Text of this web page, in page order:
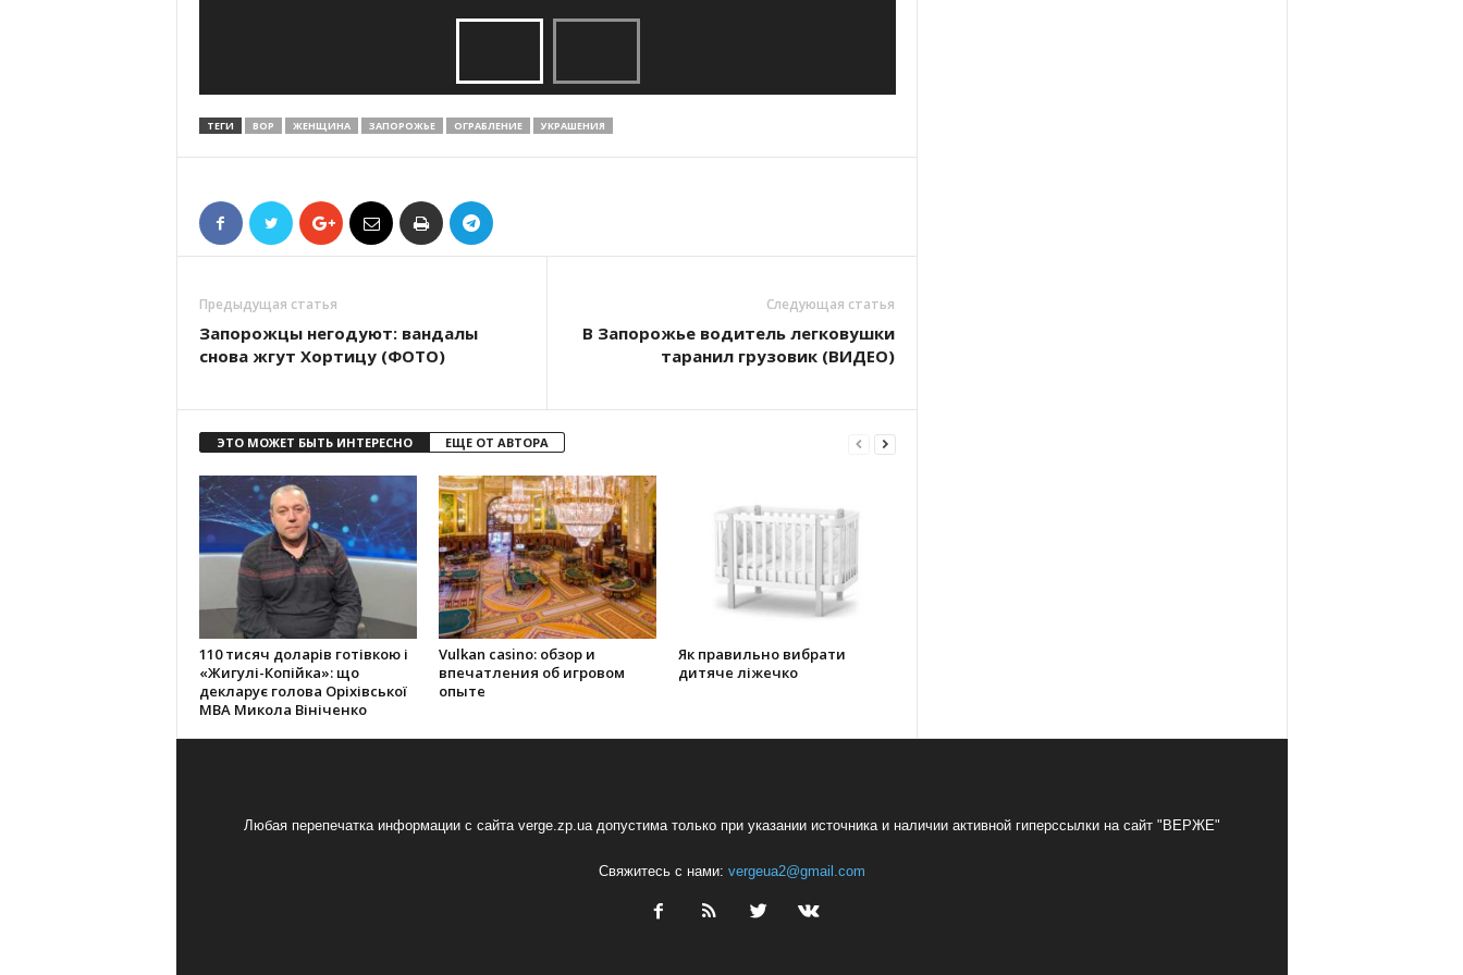
ТЕГИ ВОР ЖЕНЩИНА ЗАПОРОЖЬЕ ОГРАБЛЕНИЕ УКРАШЕНИЯ
Предыдущая статья
Запорожцы негодуют: вандалы
снова жгут Хортицу (ФОТО)
Следующая статья
В Запорожье водитель легковушки
таранил грузовик (ВИДЕО)
ЭТО МОЖЕТ БЫТЬ ИНТЕРЕСНО ЕЩЕ ОТ АВТОРА
110 тисяч доларів готівкою і
«Жигулі-Копійка»: що
декларує голова Оріхівської
МВА Микола Вініченко
Vulkan casino: обзор и
впечатления об игровом
опыте
Як правильно вибрати
дитяче ліжечко
Любая перепечатка информации с сайта verge.zp.ua допустима только при указании источника и наличии активной гиперссылки на сайт "ВЕРЖЕ"
Свяжитесь с нами: vergeua2@gmail.com